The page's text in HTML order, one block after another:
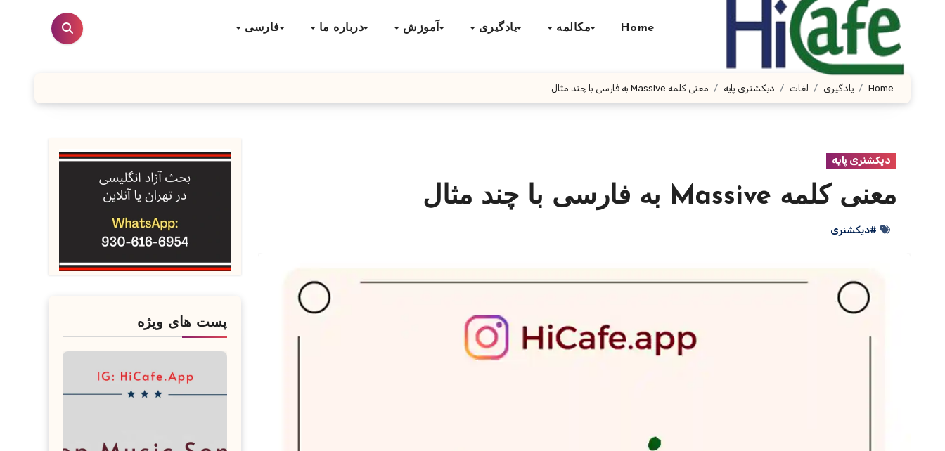
Home مکالمه یادگیری آموزش درباره ما فارسی
Home یادگیری لغات دیکشنری پایه معنی کلمه Massive به فارسی با چند مثال
دیکشنری پایه
معنی کلمه Massive به فارسی با چند مثال
#دیکشنری
پست های ویژه